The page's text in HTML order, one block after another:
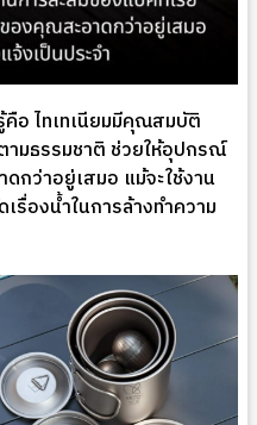
อ ไทเทเนียมมีคุณสมบัติ
มธรรมชาติ ช่วยให้อุปกรณ์
กว่าอยู่เสมอ แม้จะใช้งาน
รื่องน้ำในการล้างทำความ